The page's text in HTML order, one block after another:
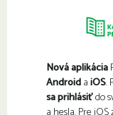
Nová aplikácia
AndroidaiOS.
sa prihlásiťdo